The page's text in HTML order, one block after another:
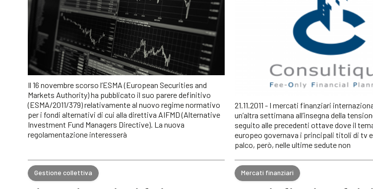
Il 16 novembre scorso l’ESMA (European Securities and
Markets Authority) ha pubblicato il suo parere definitivo
(ESMA/2011/379) relativamente al nuovo regime normativo
per i fondi alternativi di cui alla direttiva AIFMD (Alternative
Investment Fund Managers Directive). La nuova
regolamentazione interesserà
21.11.2011 - I mercati finanziari
un’altra settimana all’insegna della
seguito alle precedenti ottave dove il
europeo governava i principali titoli di tv
palco, però, nelle ultime sedute non
Gestione collettiva Mercati finanziari